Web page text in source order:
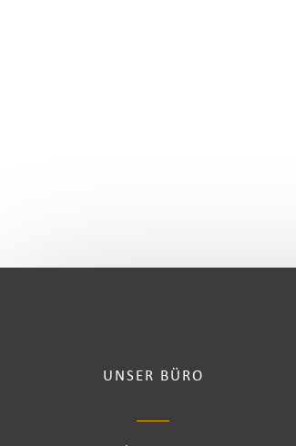
UNSER BÜRO